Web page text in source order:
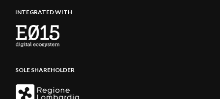
INTEGRATED WITH
SOLE SHAREHOLDER